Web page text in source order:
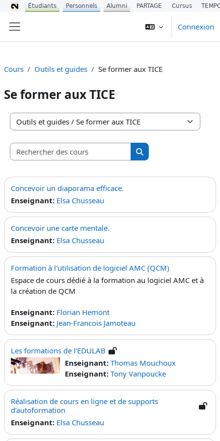
Connexion
Cours Outils et guides Se former aux TICE
Se former aux TICE
Catégories de cours
Rechercher des cours
Rechercher des cours
Concevoir un diaporama efficace.
Enseignant: Elsa Chusseau
Concevoir une carte mentale.
Enseignant: Elsa Chusseau
Formation à l'utilisation de logiciel AMC (QCM)
Espace de cours dédié à la formation au logiciel AMC et à
la création de QCM
Enseignant: Florian Hemont
Enseignant: Jean-Francois Jamoteau
Les formations de l'EDULAB
Enseignant: Thomas Mouchoux
Enseignant: Tony Vanpoucke
Réalisation de cours en ligne et de supports
d’autoformation
Enseignant: Elsa Chusseau
Étudiants Personnels Alumni PARTAGE Cursus